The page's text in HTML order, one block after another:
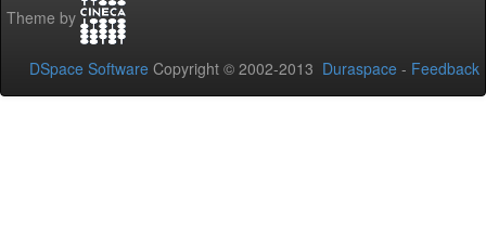
Theme by
DSpace Software Copyright © 2002-2013 Duraspace - Feedback